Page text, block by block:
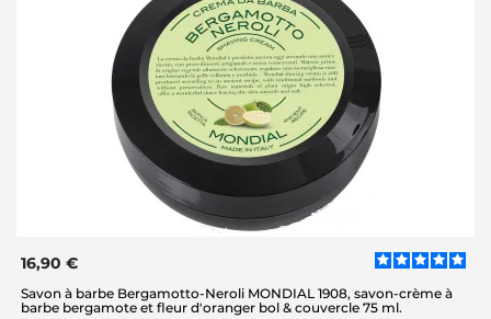
16,90 €
Savon à barbe Bergamotto-Neroli MONDIAL 1908, savon-crème à
barbe bergamote et fleur d'oranger bol & couvercle 75 ml.